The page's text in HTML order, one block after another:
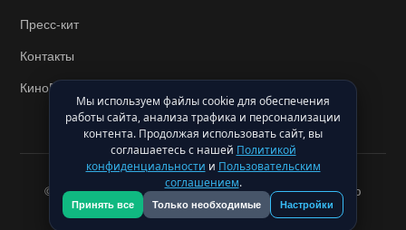
Мы используем файлы cookie для обеспечения
работы сайта, анализа трафика и персонализации
контента. Продолжая использовать сайт, вы
соглашаетесь с нашей Политикой
конфиденциальности и Пользовательским
соглашением.
Принять все Только необходимые Настройки
Пресс-кит
Контакты
КиноВикипедия
© 2026. Общество с ограниченной ответственностью
"Кинокомпания "Карбуш". Все права защищены.